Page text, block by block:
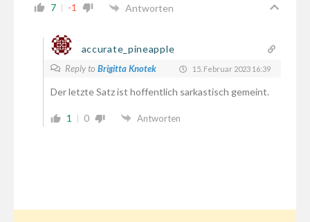
7 -1 Antworten
accurate_pineapple
Reply to Brigitta Knotek 15. Februar 2023 16:39
Der letzte Satz ist hoffentlich sarkastisch gemeint.
1 0 Antworten